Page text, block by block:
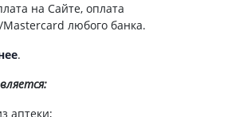
на Сайте, оплата
Mastercard любого банка.
.
аптеки;